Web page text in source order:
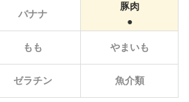
バナナ
豚肉
もも やまいも
ゼラチン 魚介類